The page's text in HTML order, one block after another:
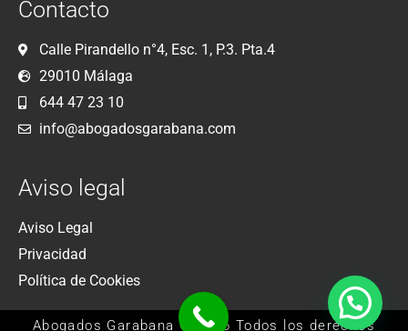
Contacto
Calle Pirandello n°4, Esc. 1, P.3. Pta.4
29010 Málaga
644 47 23 10
info@abogadosgarabana.com
Aviso legal
Aviso Legal
Privacidad
Política de Cookies
Abogados Garabana © 2026 Todos los derechos